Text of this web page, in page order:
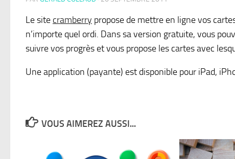
Le site cramberry propose de mettre en ligne vos
n’importe quel ordi. Dans sa version gratuite, vous
suivre vos progrès et vous propose les cartes avec
Une application (payante) est disponible pour iPad,
VOUS AIMEREZ AUSSI...